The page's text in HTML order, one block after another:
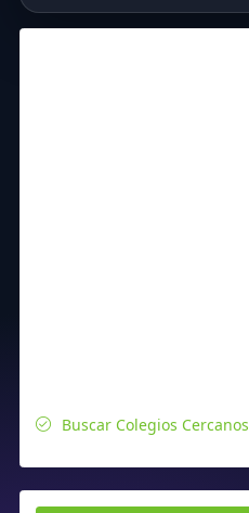
Buscar Colegios Cercanos